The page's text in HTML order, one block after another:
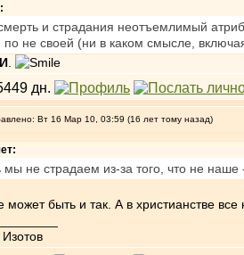
и страдания неотъемлимый
не своей (ни в каком смысле,
Вт 16 Мар 10, 03:59 (16 лет тому назад)
мы не страдаем из-за того, что не
может быть и так. А в христианстве